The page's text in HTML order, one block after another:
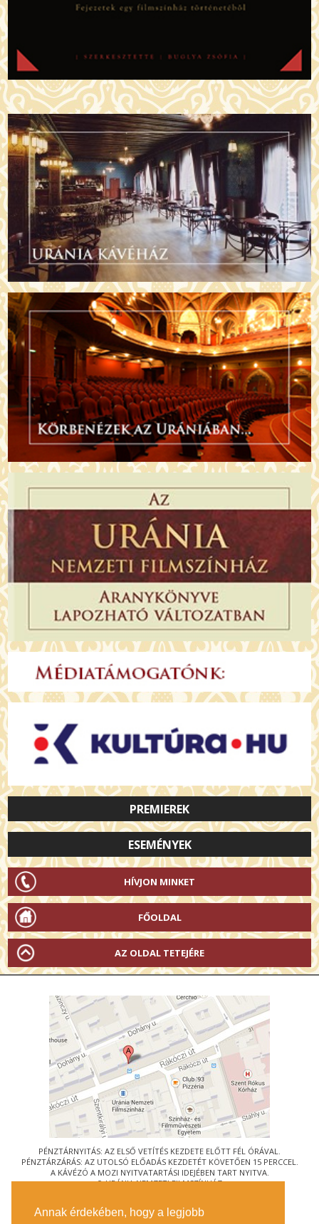
Annak érdekében, hogy a legjobb
PREMIEREK
ESEMÉNYEK
HÍVJON MINKET
FŐOLDAL
AZ OLDAL TETEJÉRE
PÉNZTÁRNYITÁS: AZ ELSŐ VETÍTÉS KEZDETE ELŐTT FÉL ÓRÁVAL.
PÉNZTÁRZÁRÁS: AZ UTOLSÓ ELŐADÁS KEZDETÉT KÖVETŐEN 15 PERCCEL.
A KÁVÉZÓ A MOZI NYITVATARTÁSI IDEJÉBEN TART NYITVA.
© URÁNIA NEMZETI FILMSZÍNHÁZ
1088 BUDAPEST, RÁKÓCZI ÚT 21.